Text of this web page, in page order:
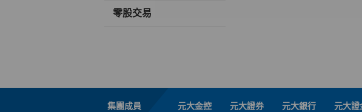
零股交易
集團成員 元大金控 元大證券 元大銀行 元大證